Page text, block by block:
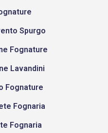
Spurgo
Fognature
Lavandini
Fognature
Fognaria
Fognaria